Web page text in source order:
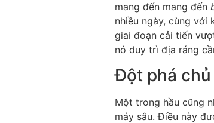
mang đến mang đến
nhiều ngày, cùng với
giai đoạn cải tiến
nó duy trì địa ráng
Đột phá
Một trong hầu cũng
máy sâu. Điều này